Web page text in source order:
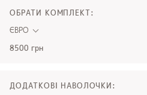
ОБРАТИ КОМПЛЕКТ:
ЄВРО
8500 грн
ДОДАТКОВІ НАВОЛОЧКИ: